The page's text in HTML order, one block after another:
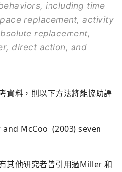
including time
replacement, activity
replacement,
direct action, and
資料，則以下方法將能協助譯
McCool (2003) seven
其他研究者曾引用過Miller 和